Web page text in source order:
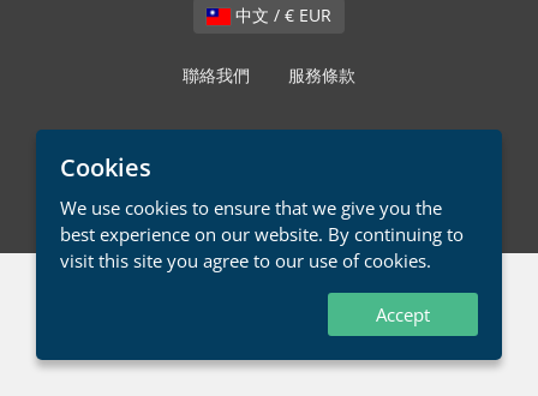
中文 / € EUR
聯絡我們 服務條款
Cookies
We use cookies to ensure that we give you the
best experience on our website. By continuing to
visit this site you agree to our use of cookies.
Accept